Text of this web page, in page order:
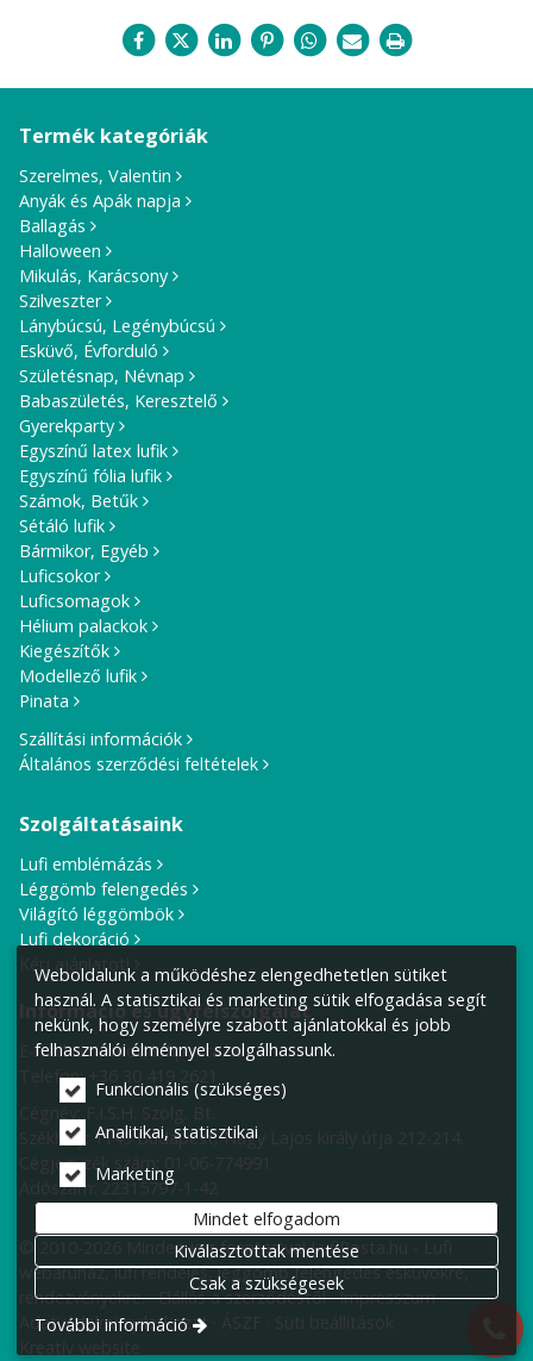
Termék kategóriák
Szerelmes, Valentin
Anyák és Apák napja
Ballagás
Halloween
Mikulás, Karácsony
Szilveszter
Lánybúcsú, Legénybúcsú
Esküvő, Évforduló
Születésnap, Névnap
Babaszületés, Keresztelő
Gyerekparty
Egyszínű latex lufik
Egyszínű fólia lufik
Számok, Betűk
Sétáló lufik
Bármikor, Egyéb
Luficsokor
Luficsomagok
Hélium palackok
Kiegészítők
Modellező lufik
Pinata
Szállítási információk
Általános szerződési feltételek
Szolgáltatásaink
Lufi emblémázás
Léggömb felengedés
Világító léggömbök
Lufi dekoráció
Kérj ajánlatot!
Információ és ügyfélszolgálat
E-mail cím:info@lufiposta.hu
Telefon:+36 30 419 2621
Cégnév: F.I.S.H. Szolg. Bt.
Székhely: 1149 Budapest, Nagy Lajos király útja 212-214.
Cégjegyzék szám: 01-06-774991
Adószám: 22315797-1-42
© 2010-2026 Minden jog fenntartva! LufiPosta.hu - Lufi
webáruház, lufi rendelés, léggömb felengedés esküvőkre,
rendezvényekre. Elállás a szerződéstől Impresszum
Adatvédelmi nyilatkozat
ÁSZF
Süti beállítások
Kreatív website
Weboldalunk a működéshez elengedhetetlen sütiket
használ. A statisztikai és marketing sütik elfogadása segít
nekünk, hogy személyre szabott ajánlatokkal és jobb
felhasználói élménnyel szolgálhassunk.
Funkcionális (szükséges)
Analitikai, statisztikai
Marketing
Mindet elfogadom
Kiválasztottak mentése
Csak a szükségesek
További információ